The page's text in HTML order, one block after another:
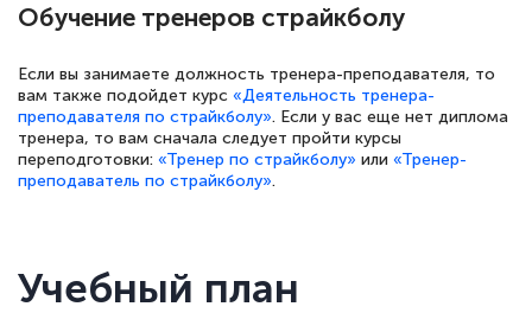
Обучение тренеров страйкболу
Если вы занимаете должность тренера-преподавателя, то
вам также подойдет курс «Деятельность тренера-
преподавателя по страйкболу». Если у вас еще нет диплома
тренера, то вам сначала следует пройти курсы
переподготовки: «Тренер по страйкболу» или «Тренер-
преподаватель по страйкболу».
Учебный план